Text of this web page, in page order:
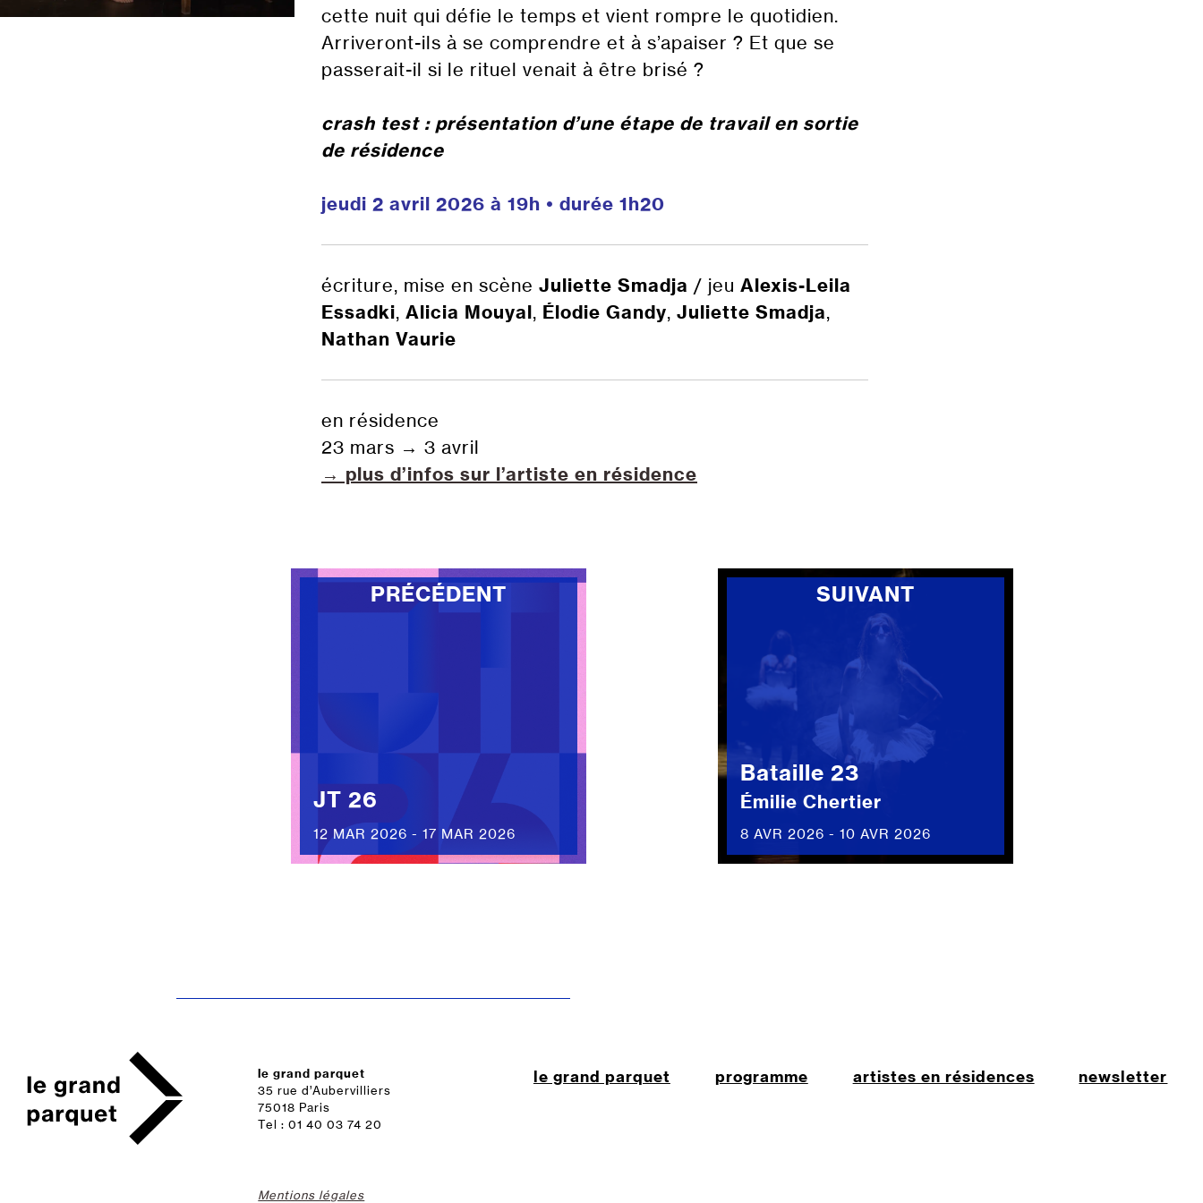
cette nuit qui défie le temps et vient rompre le quotidien.
Arriveront-ils à se comprendre et à s’apaiser ? Et que se
passerait-il si le rituel venait à être brisé ?
crash test : présentation d’une étape de travail en sortie
de résidence
jeudi 2 avril 2026 à 19h • durée 1h20
écriture, mise en scène Juliette Smadja / jeu Alexis-Leila
Essadki, Alicia Mouyal, Élodie Gandy, Juliette Smadja,
Nathan Vaurie
en résidence
23 mars → 3 avril
→ plus d’infos sur l’artiste en résidence
PRÉCÉDENT
JT 26
12 MAR 2026 - 17 MAR 2026
SUIVANT
Bataille 23
Émilie Chertier
8 AVR 2026 - 10 AVR 2026
le grand parquet
35 rue d’Aubervilliers
75018 Paris
Tel : 01 40 03 74 20
Mentions légales
le grand parquet programme artistes en résidences newsletter